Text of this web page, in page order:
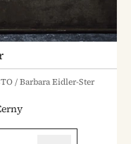
/ Barbara Eidler-Ster